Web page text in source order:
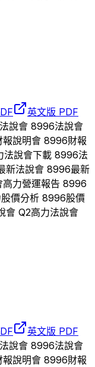
英文版 PDF
法說會 8996法說會
報說明會 8996財報
法說會下載 8996法
新法說會 8996最新
高力營運報告 8996
股價分析 8996股價
會 Q2高力法說會
英文版 PDF
法說會 8996法說會
報說明會 8996財報